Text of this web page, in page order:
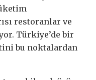
restoranlar ve
Türkiye’de bir
bu noktalardan